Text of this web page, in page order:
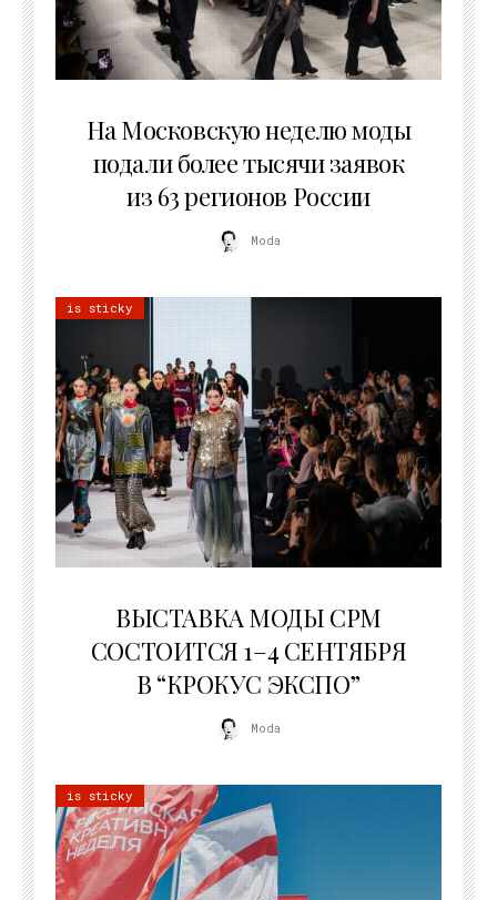
На Московскую неделю моды
подали более тысячи заявок
из 63 регионов России
Moda
is sticky
ВЫСТАВКА МОДЫ CPM
СОСТОИТСЯ 1–4 СЕНТЯБРЯ
В “КРОКУС ЭКСПО”
Moda
is sticky